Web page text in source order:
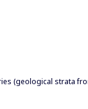
(geological strata